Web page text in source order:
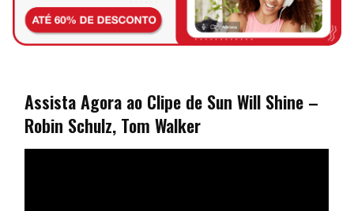
Assista Agora ao Clipe de Sun Will Shine –
Robin Schulz, Tom Walker